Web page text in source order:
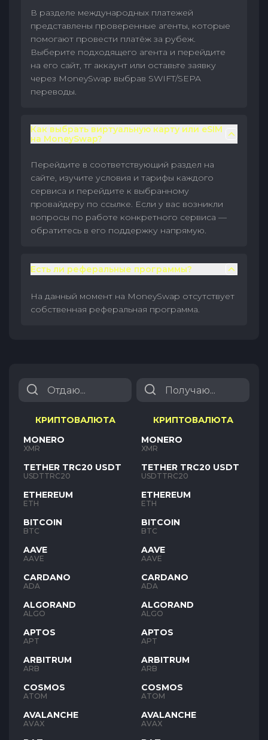
В разделе международных платежей
представлены проверенные агенты, которые
помогают провести платёж за рубеж.
Выберите подходящего агента и перейдите
на его сайт, тг аккаунт или оставьте заявку
через MoneySwap выбрав SWIFT/SEPA
переводы.
Как выбрать виртуальную карту или eSIM
на MoneySwap?
Перейдите в соответствующий раздел на
сайте, изучите условия и тарифы каждого
сервиса и перейдите к выбранному
провайдеру по ссылке. Если у вас возникли
вопросы по работе конкретного сервиса —
обратитесь в его поддержку напрямую.
Есть ли реферальные программы?
На данный момент на MoneySwap отсутствует
собственная реферальная программа.
КРИПТОВАЛЮТА
MONERO
XMR
TETHER TRC20 USDT
USDTTRC20
ETHEREUM
ETH
BITCOIN
BTC
AAVE
AAVE
CARDANO
ADA
ALGORAND
ALGO
APTOS
APT
ARBITRUM
ARB
COSMOS
ATOM
AVALANCHE
AVAX
КРИПТОВАЛЮТА
MONERO
XMR
TETHER TRC20 USDT
USDTTRC20
ETHEREUM
ETH
BITCOIN
BTC
AAVE
AAVE
CARDANO
ADA
ALGORAND
ALGO
APTOS
APT
ARBITRUM
ARB
COSMOS
ATOM
AVALANCHE
AVAX